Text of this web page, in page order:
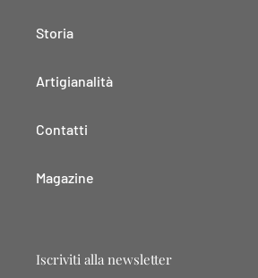
Storia
Artigianalità
Contatti
Magazine
Iscriviti alla newsletter